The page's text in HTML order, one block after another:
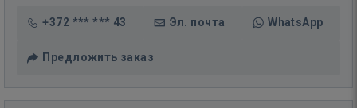
+372 *** *** 43 Эл. почта WhatsApp
Предложить заказ